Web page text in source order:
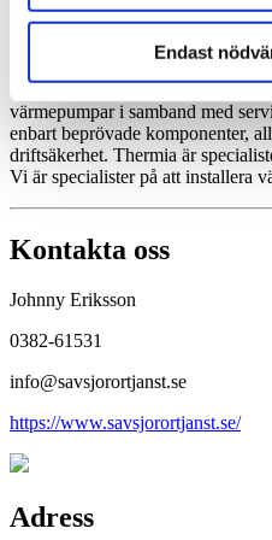
Endast
aktörer för att minska risken för
brännskador och förgiftning. Vid
försäkrad via Thermia Trygg.
trygghet för brukaren. När det
värmepumpar i samband med
enbart beprövade komponenter,
driftsäkerhet. Thermia är
Vi är specialister på att installera
Kontakta oss
Johnny Eriksson
0382-61531
info@savsjorortjanst.se
https://www.savsjorortjanst.se/
Adress